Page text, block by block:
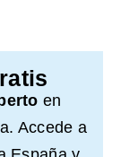
en
Accede a